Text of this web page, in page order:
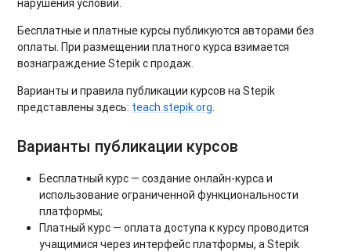
нарушения условий.
Бесплатные и платные курсы публикуются авторами без
оплаты. При размещении платного курса взимается
вознаграждение Stepik с продаж.
Варианты и правила публикации курсов на Stepik
представлены здесь: teach.stepik.org.
Варианты публикации курсов
Бесплатный курс — создание онлайн-курса и
использование ограниченной функциональности
платформы;
Платный курс — оплата доступа к курсу проводится
учащимися через интерфейс платформы, а Stepik